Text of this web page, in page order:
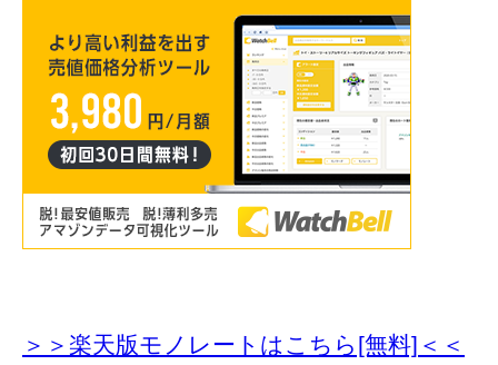
＞＞楽天版モノレートはこちら[無料]＜＜